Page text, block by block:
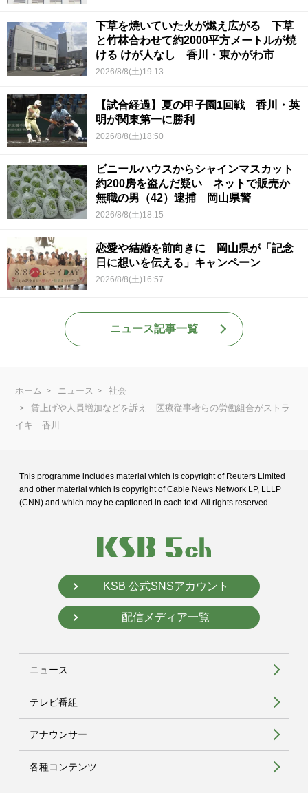
下草を焼いていた火が燃え広がる 下草
と竹林合わせて約2000平方メートルが焼
ける けが人なし 香川・東かがわ市
2026/8/8(土)19:13
【試合経過】夏の甲子園1回戦 香川・英
明が関東第一に勝利
2026/8/8(土)18:50
ビニールハウスからシャインマスカット
約200房を盗んだ疑い ネットで販売か
無職の男（42）逮捕 岡山県警
2026/8/8(土)18:15
恋愛や結婚を前向きに 岡山県が「記念
日に想いを伝える」キャンペーン
2026/8/8(土)16:57
ニュース記事一覧
ホーム ニュース
社会
賃上げや人員増加などを訴え 医療従事者らの労働組合がストラ
イキ 香川
This programme includes material which is copyright of Reuters Limited
and other material which is copyright of Cable News Network LP, LLLP
(CNN) and which may be captioned in each text. All rights reserved.
KSB 公式SNSアカウント
配信メディア一覧
ニュース
テレビ番組
アナウンサー
各種コンテンツ